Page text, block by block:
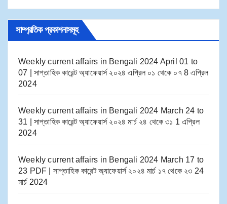
সাম্প্রতিক প্রকাশনাসমূহ
Weekly current affairs in Bengali 2024 April 01 to
07 | সাপ্তাহিক কারেন্ট অ্যাফেয়ার্স ২০২৪ এপ্রিল ০১ থেকে ০৭ 8 এপ্রিল
2024
Weekly current affairs in Bengali 2024 March 24 to
31 | সাপ্তাহিক কারেন্ট অ্যাফেয়ার্স ২০২৪ মার্চ ২৪ থেকে ৩১ 1 এপ্রিল
2024
Weekly current affairs in Bengali 2024 March 17 to
23 PDF | সাপ্তাহিক কারেন্ট অ্যাফেয়ার্স ২০২৪ মার্চ ১৭ থেকে ২৩ 24
মার্চ 2024